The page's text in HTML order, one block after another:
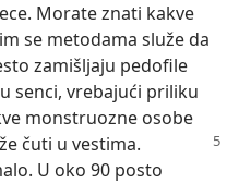
Morate znati kakve
se metodama služe da
zamišljaju pedofile
senci, vrebajući priliku
monstruozne osobe
čuti u vestima.
U oko 90 posto